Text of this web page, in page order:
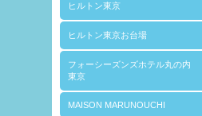
ヒルトン東京
ヒルトン東京お台場
フォーシーズンズホテル丸の内
東京
MAISON MARUNOUCHI